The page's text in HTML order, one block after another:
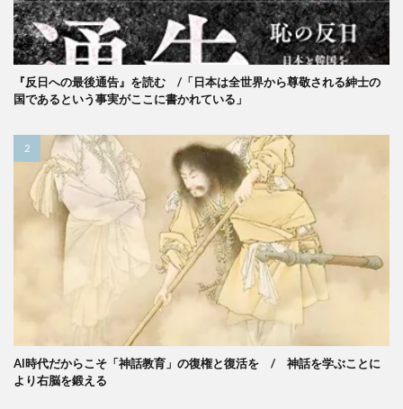
『反日への最後通告』を読む /「日本は全世界から尊敬される紳士の
国であるという事実がここに書かれている」
AI時代だからこそ「神話教育」の復権と復活を / 神話を学ぶことに
より右脳を鍛える